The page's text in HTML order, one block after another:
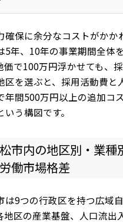
確保に余分なコストがかか
5年、10年の事業期間全体
価で100万円浮かせても、
区を選ぶと、採用活動費と
年間500万円以上の追加コ
いう構図です。
市内の地区別・業種
働市場格差
は9つの行政区を持つ広域
地区の産業基盤、人口流出